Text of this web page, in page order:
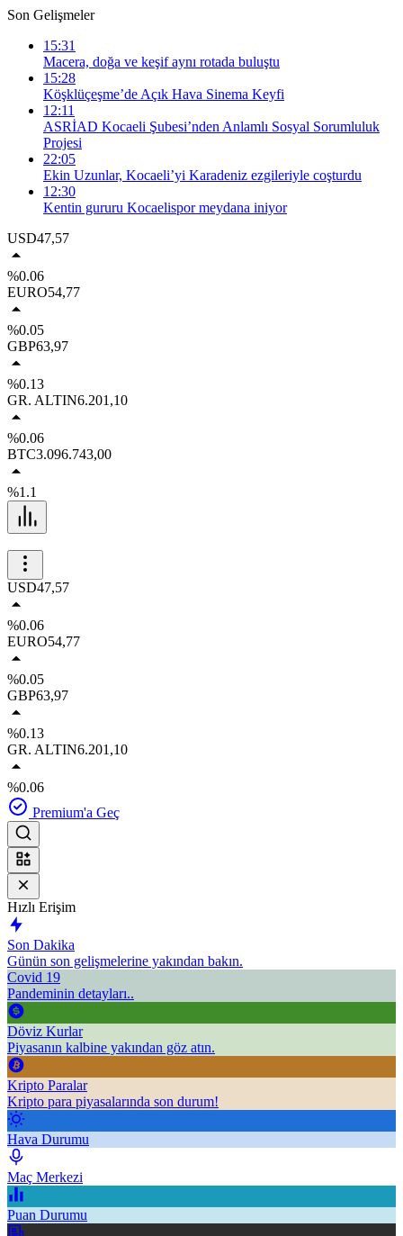
Son Gelişmeler
15:31
Macera, doğa ve keşif aynı rotada buluştu
15:28
Köşklüçeşme’de Açık Hava Sinema Keyfi
12:11
ASRİAD Kocaeli Şubesi’nden Anlamlı Sosyal Sorumluluk
Projesi
22:05
Ekin Uzunlar, Kocaeli’yi Karadeniz ezgileriyle coşturdu
12:30
Kentin gururu Kocaelispor meydana iniyor
USD47,57
%0.06
EURO54,77
%0.05
GBP63,97
%0.13
GR. ALTIN6.201,10
%0.06
BTC3.096.743,00
%1.1
USD47,57
%0.06
EURO54,77
%0.05
GBP63,97
%0.13
GR. ALTIN6.201,10
%0.06
Premium'a Geç
Hızlı Erişim
Son Dakika
Günün son gelişmelerine yakından bakın.
Covid 19
Pandeminin detayları..
Döviz Kurlar
Piyasanın kalbine yakından göz atın.
Kripto Paralar
Kripto para piyasalarında son durum!
Hava Durumu
Maç Merkezi
Puan Durumu